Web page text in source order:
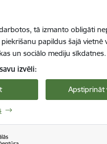
tā izmanto obligāti
papildus šajā vietnē
un sociālo mediju sīkdatnes.
izvēli:
Apstiprināt